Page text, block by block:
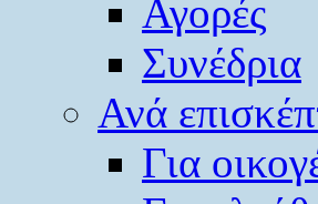
Αγορές
Συνέδρια
Ανά
Για